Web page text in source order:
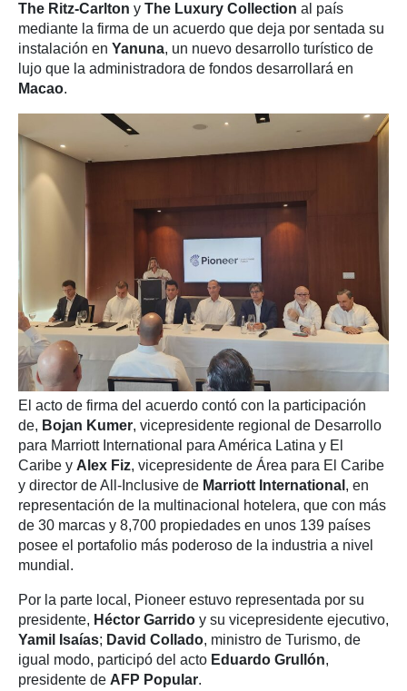
The Ritz-Carlton y The Luxury Collection al país
mediante la firma de un acuerdo que deja por sentada su
instalación en Yanuna, un nuevo desarrollo turístico de
lujo que la administradora de fondos desarrollará en
Macao.
El acto de firma del acuerdo contó con la participación
de, Bojan Kumer, vicepresidente regional de Desarrollo
para Marriott International para América Latina y El
Caribe y Alex Fiz, vicepresidente de Área para El Caribe
y director de All-Inclusive de Marriott International , en
representación de la multinacional hotelera, que con más
de 30 marcas y 8,700 propiedades en unos 139 países
posee el portafolio más poderoso de la industria a nivel
mundial.
Por la parte local, Pioneer estuvo representada por su
presidente, Héctor Garrido y su vicepresidente ejecutivo,
Yamil Isaías; David Collado, ministro de Turismo, de
igual modo, participó del acto Eduardo Grullón,
presidente de AFP Popular.